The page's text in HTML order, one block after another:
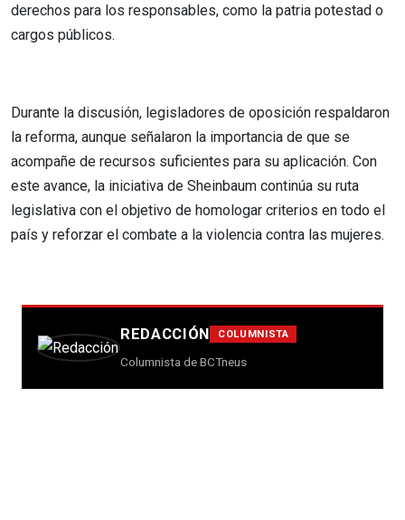
derechos para los responsables, como la patria potestad o
cargos públicos.
Durante la discusión, legisladores de oposición respaldaron
la reforma, aunque señalaron la importancia de que se
acompañe de recursos suficientes para su aplicación. Con
este avance, la iniciativa de Sheinbaum continúa su ruta
legislativa con el objetivo de homologar criterios en todo el
país y reforzar el combate a la violencia contra las mujeres.
REDACCIÓN COLUMNISTA
Columnista de BCTneus